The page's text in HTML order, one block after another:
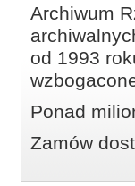
Archiwum
od 1993
Ponad
Zamów